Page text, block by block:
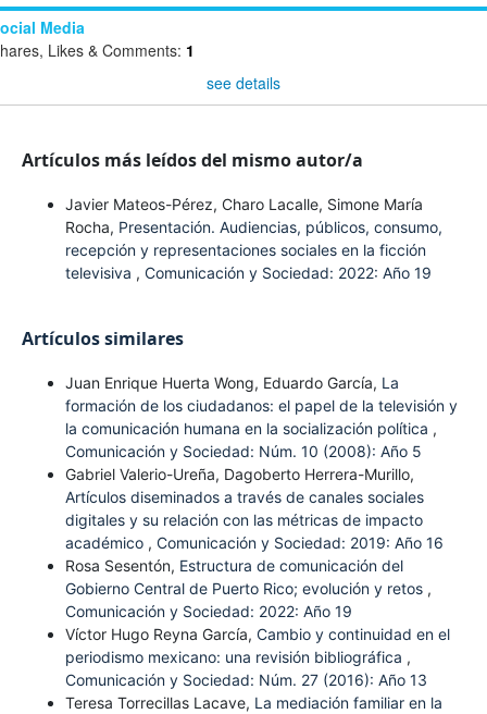
Media
Likes & Comments: 1
see details
Artículos más leídos del mismo autor/a
Javier Mateos-Pérez, Charo Lacalle, Simone María
Rocha, Presentación. Audiencias, públicos, consumo,
recepción y representaciones sociales en la ficción
televisiva , Comunicación y Sociedad: 2022: Año 19
Artículos similares
Juan Enrique Huerta Wong, Eduardo García, La
formación de los ciudadanos: el papel de la televisión y
la comunicación humana en la socialización política ,
Comunicación y Sociedad: Núm. 10 (2008): Año 5
Gabriel Valerio-Ureña, Dagoberto Herrera-Murillo,
Artículos diseminados a través de canales sociales
digitales y su relación con las métricas de impacto
académico , Comunicación y Sociedad: 2019: Año 16
Rosa Sesentón, Estructura de comunicación del
Gobierno Central de Puerto Rico; evolución y retos ,
Comunicación y Sociedad: 2022: Año 19
Víctor Hugo Reyna García, Cambio y continuidad en el
periodismo mexicano: una revisión bibliográfica ,
Comunicación y Sociedad: Núm. 27 (2016): Año 13
Teresa Torrecillas Lacave, La mediación familiar en la